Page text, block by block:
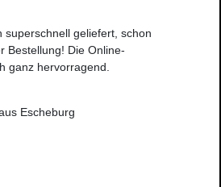
superschnell geliefert, schon
Bestellung! Die Online-
ganz hervorragend.
Escheburg